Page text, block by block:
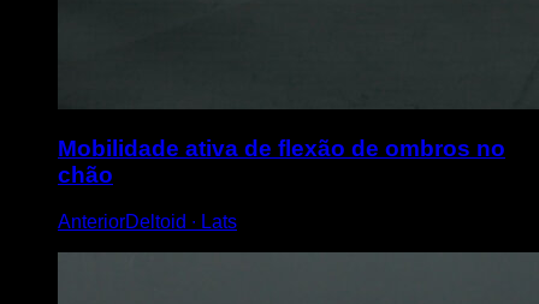
Mobilidade ativa de flexão de ombros no
chão
AnteriorDeltoid ∙ Lats